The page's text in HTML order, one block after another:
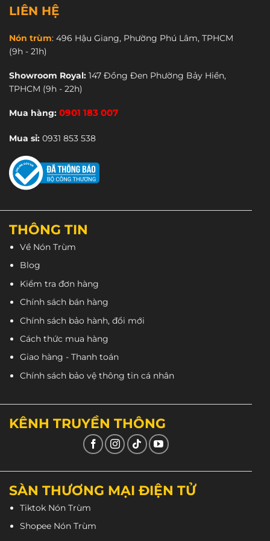
LIÊN HỆ
Nón trùm: 496 Hậu Giang, Phường Phú Lâm, TPHCM
(9h - 21h)
Showroom Royal: 147 Đồng Đen Phường Bảy Hiền,
TPHCM (9h - 22h)
Mua hàng: 0901 183 007
Mua sỉ: 0931 853 538
THÔNG TIN
Về Nón Trùm
Blog
Kiểm tra đơn hàng
Chính sách bán hàng
Chính sách bảo hành, đổi mới
Cách thức mua hàng
Giao hàng - Thanh toán
Chính sách bảo vệ thông tin cá nhân
KÊNH TRUYỀN THÔNG
SÀN THƯƠNG MẠI ĐIỆN TỬ
Tiktok Nón Trùm
Shopee Nón Trùm